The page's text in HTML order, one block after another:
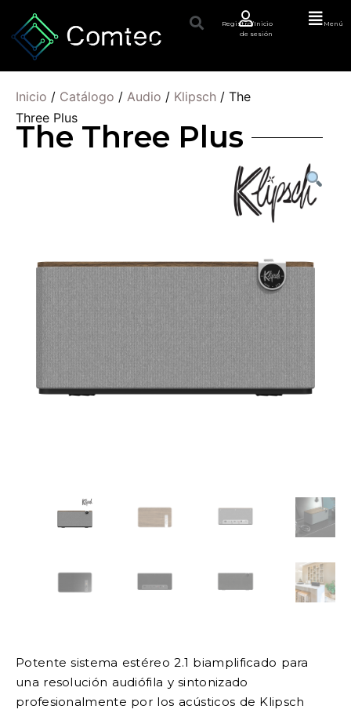
Registro/Inicio
de sesión
Menú
Inicio / Catálogo / Audio / Klipsch / The
Three Plus
The Three Plus
Potente sistema estéreo 2.1 biamplificado para
una resolución audiófila y sintonizado
profesionalmente por los acústicos de Klipsch